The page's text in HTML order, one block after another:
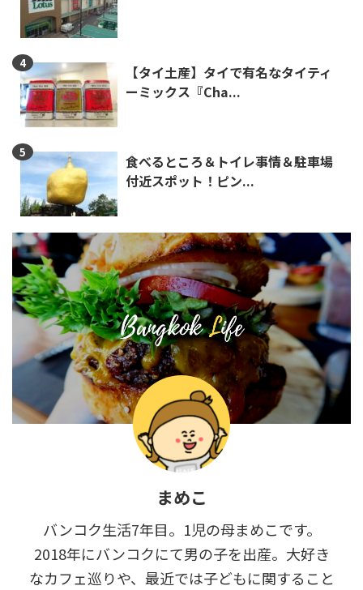
【タイ土産】タイで有名なタイティ
ーミックス『Cha...
食べるところ＆トイレ事情＆駐車場
付近スポット！ピン...
まめこ
バンコク生活7年目。1児の母まめこです。
2018年にバンコクにて男の子を出産。大好き
なカフェ巡りや、最近では子どもに関すること